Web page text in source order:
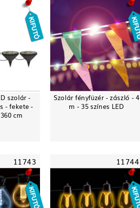
szolár -
- fekete -
cm
Szolár fényfüzér - zászló - 4
m - 35 színes LED
11743 11744